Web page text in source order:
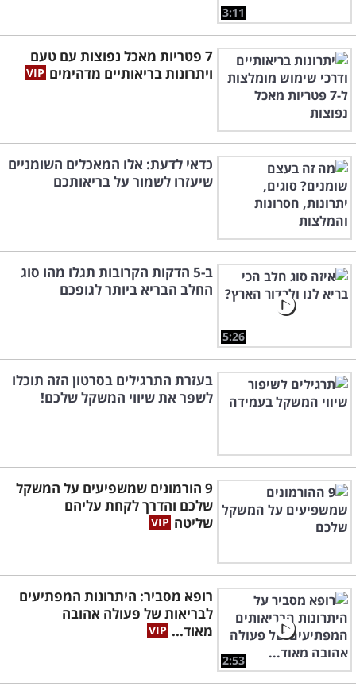
3:11
7 פטריות מאכל נפוצות עם טעם
ויתרונות בריאותיים מדהימים
כדאי לדעת: אלו המאכלים השומניים
שיעזרו לשמור על בריאותכם
5:26
ב-5 הדקות הקרובות תגלו מהו סוג
החלב הבריא ביותר לגופכם
בעזרת התרגילים בסרטון הזה תוכלו
לשפר את שיווי המשקל שלכם!
9 הורמונים שמשפיעים על המשקל
שלכם והדרך לקחת עליהם
שליטה
2:53
רופא מסביר: היתרונות המפתיעים
לבריאות של פעולה אהובה
מאוד...